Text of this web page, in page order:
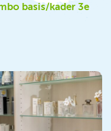
basis/kader 3e